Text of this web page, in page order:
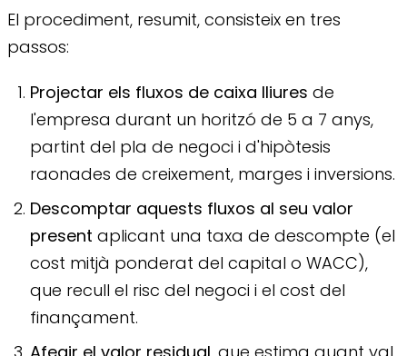
El procediment, resumit, consisteix en tres
passos:
Projectar els fluxos de caixa lliures de
l'empresa durant un horitzó de 5 a 7 anys,
partint del pla de negoci i d'hipòtesis
raonades de creixement, marges i inversions.
Descomptar aquests fluxos al seu valor
present aplicant una taxa de descompte (el
cost mitjà ponderat del capital o WACC),
que recull el risc del negoci i el cost del
finançament.